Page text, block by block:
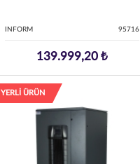
INFORM 95716
139.999,20 ₺
YERLİ ÜRÜN